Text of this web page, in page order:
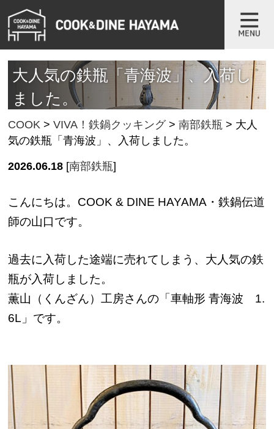
大人気の鉄瓶「青海波」、入荷し
ました。
COOK >VIVA！鉄鍋クッキング>南部鉄瓶 > 大人
気の鉄瓶「青海波」、入荷しました。
2026.06.18 [南部鉄瓶]
こんにちは。COOK & DINE HAYAMA・鉄鍋伝道
師の山口です。
過去に入荷した途端に売れてしまう、大人気の鉄
瓶が入荷しました。
薫山（くんざん）工房さんの「車軸形 青海波 1.
6L」です。